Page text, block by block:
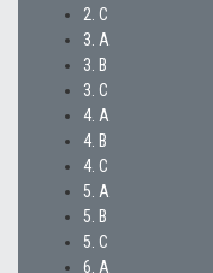
2. C
3. A
3. B
3. C
4. A
4. B
4. C
5. A
5. B
5. C
6. A